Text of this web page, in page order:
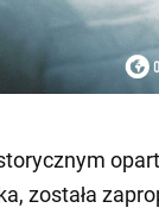
została